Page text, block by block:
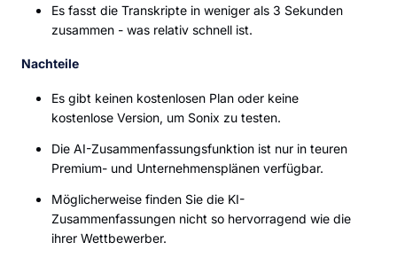
Es fasst die Transkripte in weniger als 3 Sekunden
zusammen - was relativ schnell ist.
Nachteile
Es gibt keinen kostenlosen Plan oder keine
kostenlose Version, um Sonix zu testen.
Die AI-Zusammenfassungsfunktion ist nur in teuren
Premium- und Unternehmensplänen verfügbar.
Möglicherweise finden Sie die KI-
Zusammenfassungen nicht so hervorragend wie die
ihrer Wettbewerber.